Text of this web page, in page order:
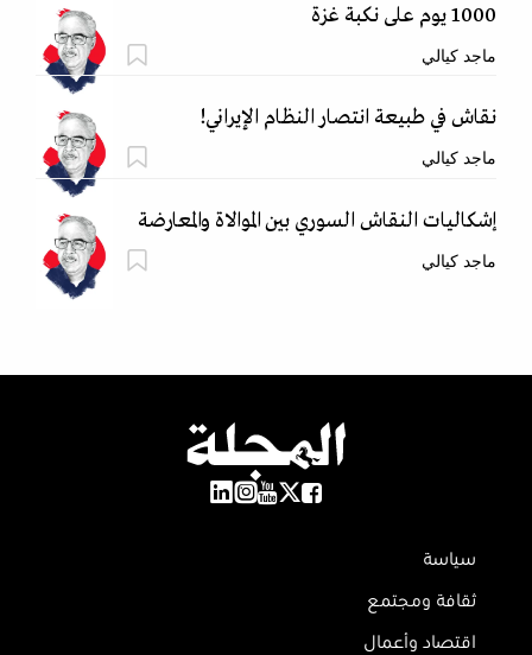
1000 يوم على نكبة غزة
ماجد كيالي
نقاش في طبيعة انتصار النظام الإيراني!
ماجد كيالي
إشكاليات النقاش السوري بين الموالاة والمعارضة
ماجد كيالي
سياسة
ثقافة ومجتمع
اقتصاد وأعمال